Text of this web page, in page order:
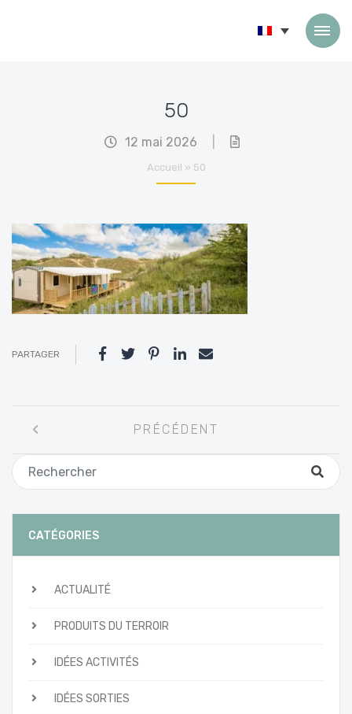
50
12 mai 2026
Accueil » 50
PARTAGER
entre
les
articles
PRÉCÉDENT
CATÉGORIES
ACTUALITÉ
PRODUITS DU TERROIR
IDÉES ACTIVITÉS
IDÉES SORTIES